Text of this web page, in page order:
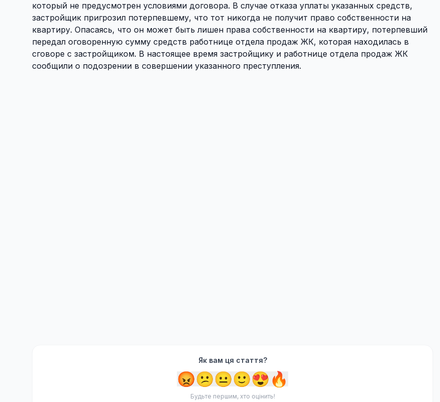
который не предусмотрен условиями договора. В случае отказа уплаты указанных средств,
застройщик пригрозил потерпевшему, что тот никогда не получит право собственности на
квартиру. Опасаясь, что он может быть лишен права собственности на квартиру, потерпевший
передал оговоренную сумму средств работнице отдела продаж ЖК, которая находилась в
сговоре с застройщиком. В настоящее время застройщику и работнице отдела продаж ЖК
сообщили о подозрении в совершении указанного преступления.
Як вам ця стаття?
😡😕😐🙂😍🔥
Будьте першим, хто оцінить!